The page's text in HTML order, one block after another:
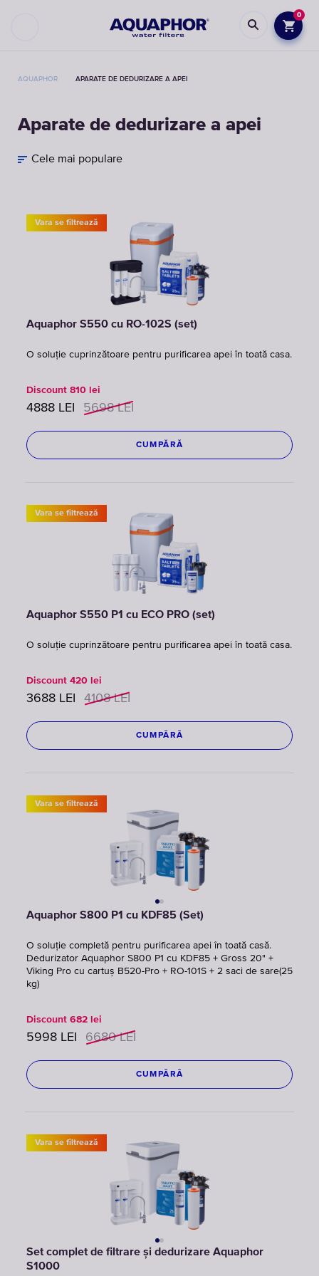
0
AQUAPHOR APARATE DE DEDURIZARE A APEI
Aparate de dedurizare a apei
Cele mai populare
Vara se filtrează
Aquaphor S550 cu RO-102S (set)
O soluție cuprinzătoare pentru purificarea apei în toată casa.
Discount 810 lei
4888 LEI 5698 LEI
CUMPĂRĂ
Vara se filtrează
Aquaphor S550 P1 cu ECO PRO (set)
O soluție cuprinzătoare pentru purificarea apei în toată casa.
Discount 420 lei
3688 LEI 4108 LEI
CUMPĂRĂ
Vara se filtrează
Aquaphor S800 P1 cu KDF85 (Set)
O soluție completă pentru purificarea apei în toată casă.
Dedurizator Aquaphor S800 P1 cu KDF85 + Gross 20" +
Viking Pro cu cartuș B520-Pro + RO-101S + 2 saci de sare(25
kg)
Discount 682 lei
5998 LEI 6680 LEI
CUMPĂRĂ
Vara se filtrează
Set complet de filtrare și dedurizare Aquaphor
S1000